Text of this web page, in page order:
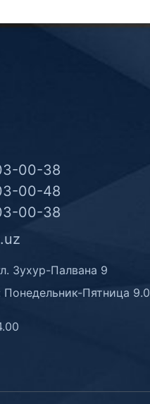
00-38
00-48
00-38
Зухур-Палвана 9
Пятница